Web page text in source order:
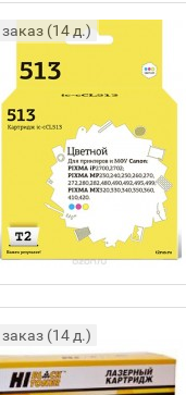
(14 д.)
(14 д.)